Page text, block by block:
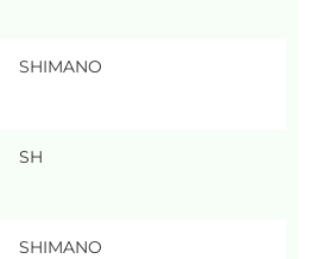
SHIMANO
SH
SHIMANO